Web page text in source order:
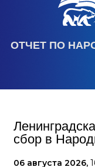
ОТЧЕТ ПО
сбор в
06 августа 2026,